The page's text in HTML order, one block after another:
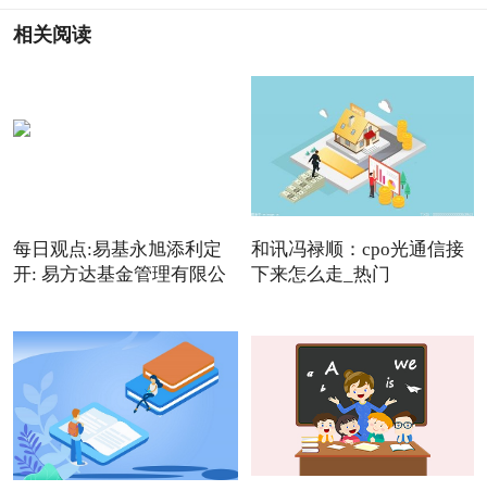
相关阅读
每日观点:易基永旭添利定
开: 易方达基金管理有限公
和讯冯禄顺：cpo光通信接
下来怎么走_热门